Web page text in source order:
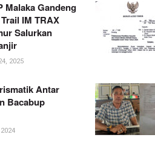
Malaka Gandeng
IM TRAX
Salurkan
2025
Antar
Bacabup